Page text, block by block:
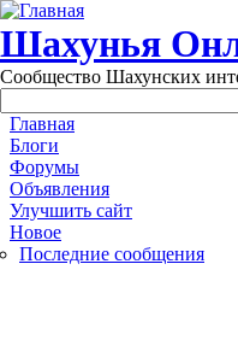
Перейти к основному
Шахунья
Сообщество Шахунских
Main menu
Главная
Блоги
Форумы
Объявления
Улучшить сайт
Новое
Последние сообщения